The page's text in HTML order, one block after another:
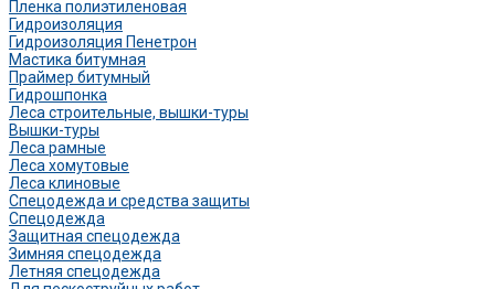
Пленка полиэтиленовая
Гидроизоляция
Гидроизоляция Пенетрон
Мастика битумная
Праймер битумный
Гидрошпонка
Леса строительные, вышки-туры
Вышки-туры
Леса рамные
Леса хомутовые
Леса клиновые
Спецодежда и средства защиты
Спецодежда
Защитная спецодежда
Зимняя спецодежда
Летняя спецодежда